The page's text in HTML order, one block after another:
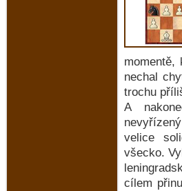
nechal
trochu
A
velice
všecko.
cílem